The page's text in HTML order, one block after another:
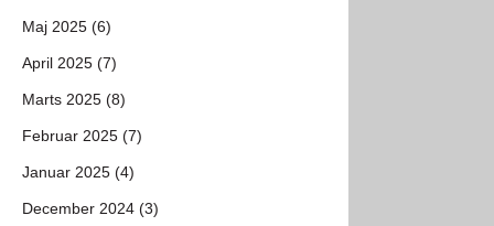
Maj 2025 (6)
April 2025 (7)
Marts 2025 (8)
Februar 2025 (7)
Januar 2025 (4)
December 2024 (3)